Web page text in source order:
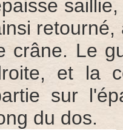
retourné,
crâne. Le
et la
sur
du dos.